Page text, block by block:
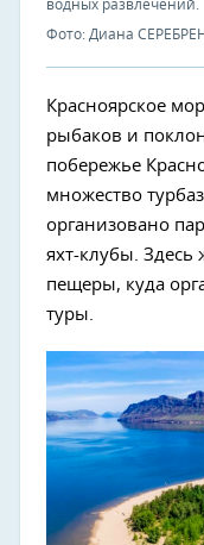
водных развлечений.
Фото: Диана
Красноярское
рыбаков и
побережье
множество
организовано
яхт-клубы. Здесь
пещеры, куда
туры.